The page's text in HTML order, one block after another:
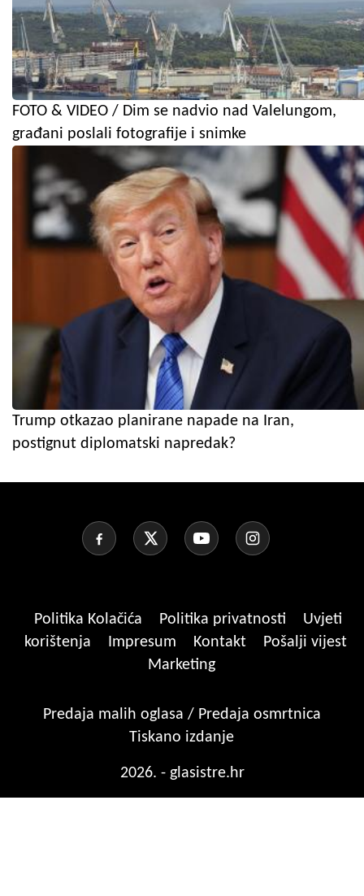
FOTO & VIDEO / Dim se nadvio nad Valelungom,
građani poslali fotografije i snimke
Trump otkazao planirane napade na Iran,
postignut diplomatski napredak?
Politika Kolačića Politika privatnosti
Uvjeti
korištenja
Impresum Kontakt
Pošalji vijest
Marketing
Predaja malih oglasa / Predaja osmrtnica
Tiskano izdanje
2026. - glasistre.hr